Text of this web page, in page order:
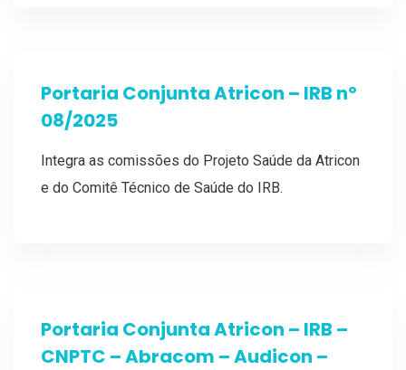
Portaria Conjunta Atricon – IRB nº
08/2025
Integra as comissões do Projeto Saúde da Atricon
e do Comitê Técnico de Saúde do IRB.
Portaria Conjunta Atricon – IRB –
CNPTC – Abracom – Audicon –